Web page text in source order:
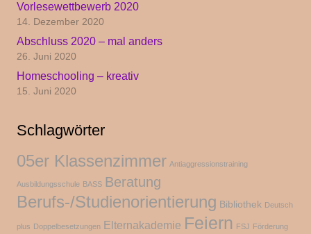
Vorlesewettbewerb 2020
14. Dezember 2020
Abschluss 2020 – mal anders
26. Juni 2020
Homeschooling – kreativ
15. Juni 2020
Schlagwörter
05er Klassenzimmer Antiaggressionstraining
Ausbildungsschule BASS Beratung
Berufs-/Studienorientierung Bibliothek Deutsch
plus Doppelbesetzungen Elternakademie Feiern FSJ Förderung